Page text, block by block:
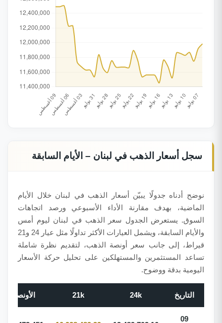
سجل أسعار الذهب في لبنان – الأيام السابقة
نوضح أدناه جدولًا يبيّن أسعار الذهب في لبنان خلال الأيام
الماضية، بهدف مقارنة الأداء الأسبوعي ورصد اتجاهات
السوق. يستعرض الجدول سعر الذهب في لبنان ليوم أمس
والأيام السابقة، ويشمل العيارات الأكثر تداولًا مثل عيار 24 و21
قيراط، إلى جانب سعر أونصة الذهب، لتقديم نظرة شاملة
تساعد المستثمرين والمستهلكين على تحليل حركة الأسعار
اليومية بدقة ووضوح.
التاريخ 24k
21k الأونصة
09